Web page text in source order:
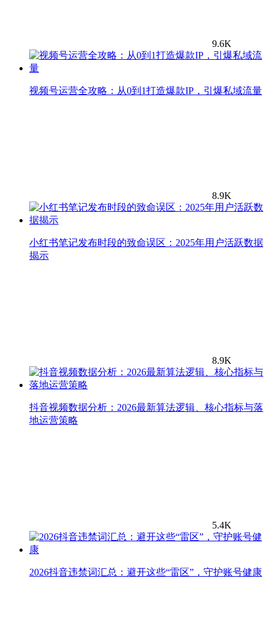
9.6K
视频号运营全攻略：从0到1打造爆款IP，引爆私域流量
8.9K
小红书笔记发布时段的致命误区：2025年用户活跃数据
揭示
8.9K
抖音视频数据分析：2026最新算法逻辑、核心指标与落
地运营策略
5.4K
2026抖音违禁词汇总：避开这些“雷区”，守护账号健康